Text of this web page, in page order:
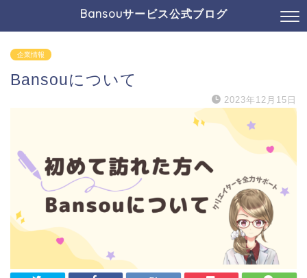
Bansouサービス公式ブログ
企業情報
Bansouについて
2023年12月15日